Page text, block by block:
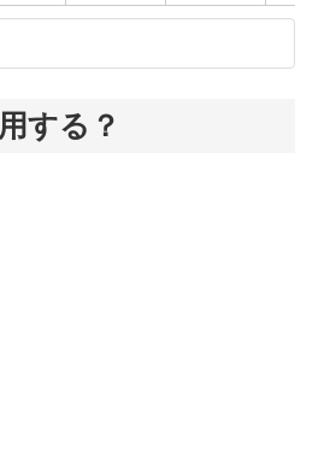
する？